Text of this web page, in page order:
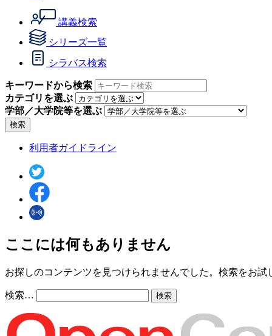
講義検索
シリーズ一覧
シラバス検索
キーワードから検索
カテゴリを選ぶ
学部／大学院等を選ぶ
検索
利用者ガイドライン
ここには何もありません
お探しのコンテンツを見つけられませんでした。検索をお試
検索…